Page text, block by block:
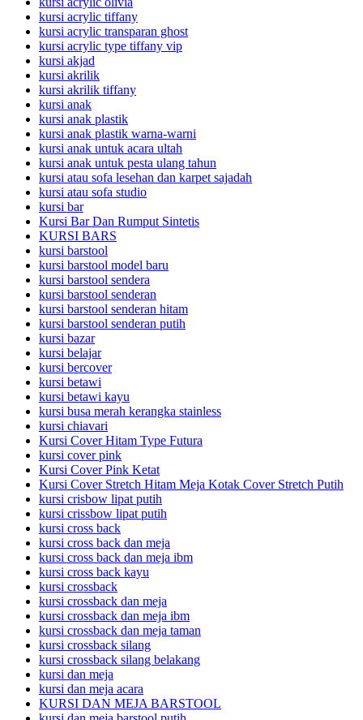
kursi acrylic tiffany
kursi acrylic transparan ghost
kursi acrylic type tiffany vip
kursi akjad
kursi akrilik
kursi akrilik tiffany
kursi anak
kursi anak plastik
kursi anak plastik warna-warni
kursi anak untuk acara ultah
kursi anak untuk pesta ulang tahun
kursi atau sofa lesehan dan karpet sajadah
kursi atau sofa studio
kursi bar
Kursi Bar Dan Rumput Sintetis
KURSI BARS
kursi barstool
kursi barstool model baru
kursi barstool sendera
kursi barstool senderan
kursi barstool senderan hitam
kursi barstool senderan putih
kursi bazar
kursi belajar
kursi bercover
kursi betawi
kursi betawi kayu
kursi busa merah kerangka stainless
kursi chiavari
Kursi Cover Hitam Type Futura
kursi cover pink
Kursi Cover Pink Ketat
Kursi Cover Stretch Hitam Meja Kotak Cover Stretch Putih
kursi crisbow lipat putih
kursi crissbow lipat putih
kursi cross back
kursi cross back dan meja
kursi cross back dan meja ibm
kursi cross back kayu
kursi crossback
kursi crossback dan meja
kursi crossback dan meja ibm
kursi crossback dan meja taman
kursi crossback silang
kursi crossback silang belakang
kursi dan meja
kursi dan meja acara
KURSI DAN MEJA BARSTOOL